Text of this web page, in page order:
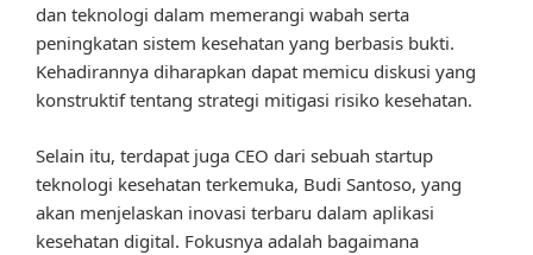
dan teknologi dalam memerangi wabah serta
peningkatan sistem kesehatan yang berbasis bukti.
Kehadirannya diharapkan dapat memicu diskusi yang
konstruktif tentang strategi mitigasi risiko kesehatan.
Selain itu, terdapat juga CEO dari sebuah startup
teknologi kesehatan terkemuka, Budi Santoso, yang
akan menjelaskan inovasi terbaru dalam aplikasi
kesehatan digital. Fokusnya adalah bagaimana